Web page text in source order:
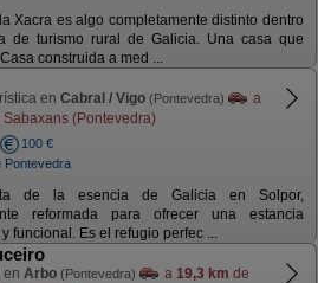
Xacra es algo completamente distinto dentro
de turismo rural de Galicia. Una casa que
construida a med ...
en Cabral / Vigo (Pontevedra)
a
Sabaxans (Pontevedra)
100 €
Pontevedra
de la esencia de Galicia en Solpor,
reformada para ofrecer una estancia
funcional. Es el refugio perfec ...
en Arbo (Pontevedra) a 19,3 km de